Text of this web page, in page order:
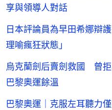
享與領導人對話
日本評論員為早田希娜辯
理喻瘋狂狀態」
烏克蘭劍后賣劍救國 曾拒
巴黎奧運餘溫
巴黎奧運｜克服左耳聽力